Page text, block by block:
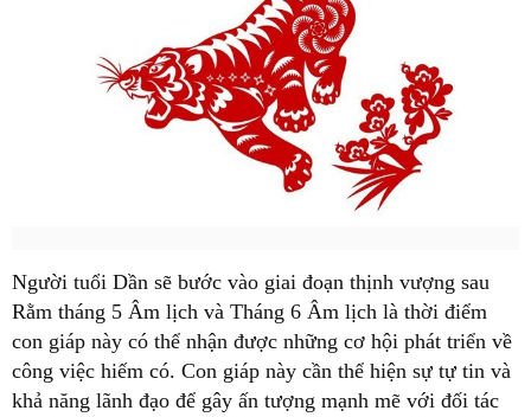
Người tuổi Dần sẽ bước vào giai đoạn thịnh vượng sau
Rằm tháng 5 Âm lịch và Tháng 6 Âm lịch là thời điểm
con giáp này có thể nhận được những cơ hội phát triển về
công việc hiếm có. Con giáp này cần thể hiện sự tự tin và
khả năng lãnh đạo để gây ấn tượng mạnh mẽ với đối tác